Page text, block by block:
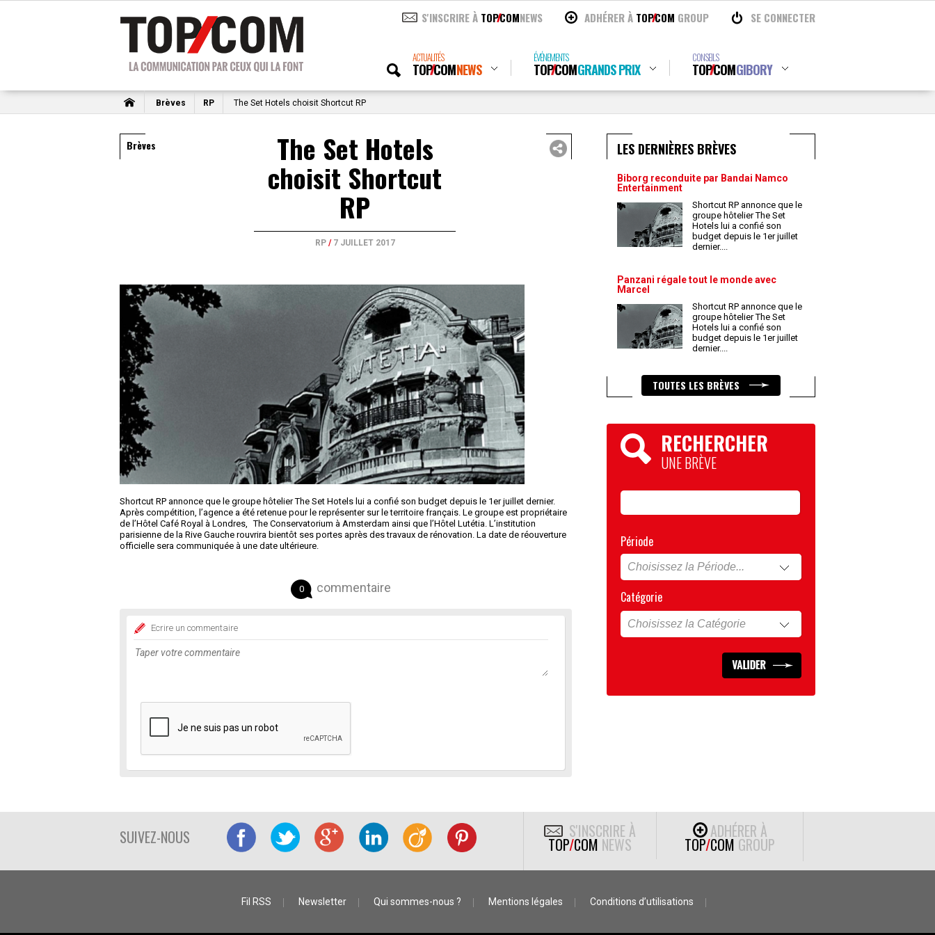
S'INSCRIRE À TOPCOMNEWS ADHÉRER À TOPCOM GROUP SE CONNECTER
ACTUALITÉS
TOPCOMNEWS
ÉVÉNEMENTS
TOPCOMGRANDS PRIX
CONSEILS
TOPCOMGIBORY
Brèves RP The Set Hotels choisit Shortcut RP
Brèves The Set Hotels
choisit Shortcut
RP
RP/ 7 JUILLET 2017
Shortcut RP annonce que le groupe hôtelier The Set Hotels lui a confié son budget depuis le 1er juillet dernier.
Après compétition, l’agence a été retenue pour le représenter sur le territoire français. Le groupe est propriétaire
de l’Hôtel Café Royal à Londres, The Conservatorium à Amsterdam ainsi que l’Hôtel Lutétia. L’institution
parisienne de la Rive Gauche rouvrira bientôt ses portes après des travaux de rénovation. La date de réouverture
officielle sera communiquée à une date ultérieure.
0 commentaire
Ecrire un commentaire
LES DERNIÈRES BRÈVES
Biborg reconduite par Bandai Namco
Entertainment
Shortcut RP annonce que le
groupe hôtelier The Set
Hotels lui a confié son
budget depuis le 1er juillet
dernier....
Panzani régale tout le monde avec
Marcel
Shortcut RP annonce que le
groupe hôtelier The Set
Hotels lui a confié son
budget depuis le 1er juillet
dernier....
TOUTES LES BRÈVES
RECHERCHER
UNE BRÈVE
Période
Catégorie
SUIVEZ-NOUS S'INSCRIRE À
TOP/COM NEWS
ADHÉRER À
TOP/COM GROUP
Fil RSS Newsletter Qui sommes-nous ? Mentions légales Conditions d’utilisations